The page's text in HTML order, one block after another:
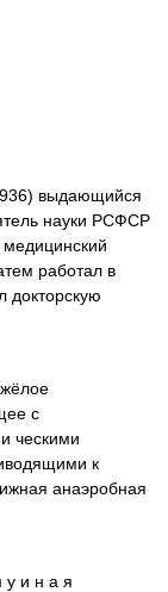
выдающийся
науки РСФСР
работал в
докторскую
с
ческими
к
анаэробная
и н а я